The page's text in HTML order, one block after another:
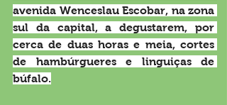
avenida Wenceslau Escobar, na zona
sul da capital, a degustarem, por
cerca de duas horas e meia, cortes
de hambúrgueres e linguiças de
búfalo.